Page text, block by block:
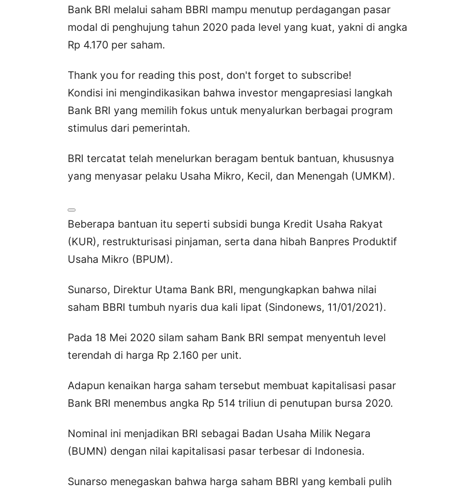
Bank BRI melalui saham BBRI mampu menutup perdagangan pasar
modal di penghujung tahun 2020 pada level yang kuat, yakni di angka
Rp 4.170 per saham.
Thank you for reading this post, don't forget to subscribe!
Kondisi ini mengindikasikan bahwa investor mengapresiasi langkah
Bank BRI yang memilih fokus untuk menyalurkan berbagai program
stimulus dari pemerintah.
BRI tercatat telah menelurkan beragam bentuk bantuan, khususnya
yang menyasar pelaku Usaha Mikro, Kecil, dan Menengah (UMKM).
Beberapa bantuan itu seperti subsidi bunga Kredit Usaha Rakyat
(KUR), restrukturisasi pinjaman, serta dana hibah Banpres Produktif
Usaha Mikro (BPUM).
Sunarso, Direktur Utama Bank BRI, mengungkapkan bahwa nilai
saham BBRI tumbuh nyaris dua kali lipat (Sindonews, 11/01/2021).
Pada 18 Mei 2020 silam saham Bank BRI sempat menyentuh level
terendah di harga Rp 2.160 per unit.
Adapun kenaikan harga saham tersebut membuat kapitalisasi pasar
Bank BRI menembus angka Rp 514 triliun di penutupan bursa 2020.
Nominal ini menjadikan BRI sebagai Badan Usaha Milik Negara
(BUMN) dengan nilai kapitalisasi pasar terbesar di Indonesia.
Sunarso menegaskan bahwa harga saham BBRI yang kembali pulih